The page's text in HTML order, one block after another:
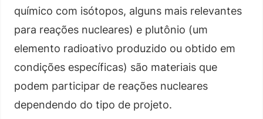
químico com isótopos, alguns mais relevantes
para reações nucleares) e plutônio (um
elemento radioativo produzido ou obtido em
condições específicas) são materiais que
podem participar de reações nucleares
dependendo do tipo de projeto.